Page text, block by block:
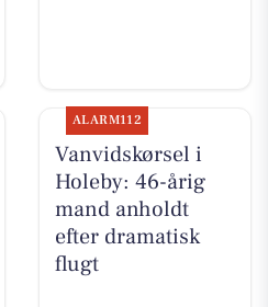
ALARM112
Vanvidskørsel i
Holeby: 46-årig
mand anholdt
efter dramatisk
flugt